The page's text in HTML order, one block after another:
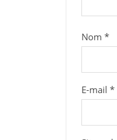
Nom *
E-mail *